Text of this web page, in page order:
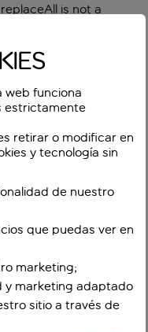
is not a
web funciona
estrictamente
retirar o modificar en
y tecnología sin
de nuestro
que puedas ver en
marketing;
y marketing adaptado
sitio a través de